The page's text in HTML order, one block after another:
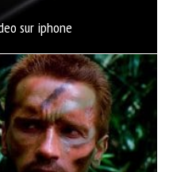
sur iphone